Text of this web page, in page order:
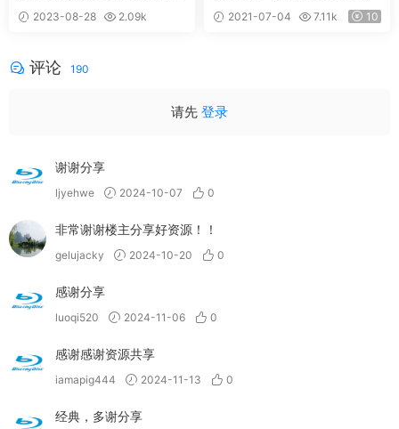
G+3.65G]
2023-08-28
2.09k
2021-07-04 7.11k 10
评论 190
请先 登录
谢谢分享
ljyehwe 2024-10-07 0
非常谢谢楼主分享好资源！！
gelujacky 2024-10-20 0
感谢分享
luoqi520 2024-11-06 0
感谢感谢资源共享
iamapig444 2024-11-13 0
经典，多谢分享